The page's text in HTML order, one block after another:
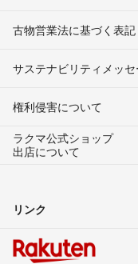
古物営業法に基づく表記
サステナビリティメッセ
権利侵害について
ラクマ公式ショップ
出店について
リンク